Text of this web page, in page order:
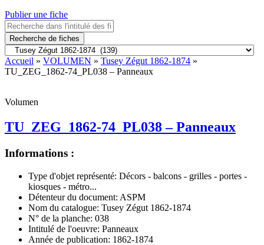
Publier une fiche
Recherche de fiches
Accueil » VOLUMEN » Tusey Zégut 1862-1874 »
TU_ZEG_1862-74_PL038 – Panneaux
Volumen
TU_ZEG_1862-74_PL038 – Panneaux
Informations :
Type d'objet représenté: Décors - balcons - grilles - portes -
kiosques - métro...
Détenteur du document: ASPM
Nom du catalogue: Tusey Zégut 1862-1874
N° de la planche: 038
Intitulé de l'oeuvre: Panneaux
Année de publication: 1862-1874